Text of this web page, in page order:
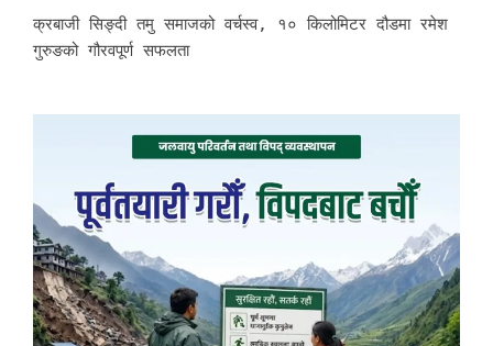
क्रबाजी सिङ्दी तमु समाजको वर्चस्व, १० किलोमिटर दौडमा रमेश
गुरुङको गौरवपूर्ण सफलता